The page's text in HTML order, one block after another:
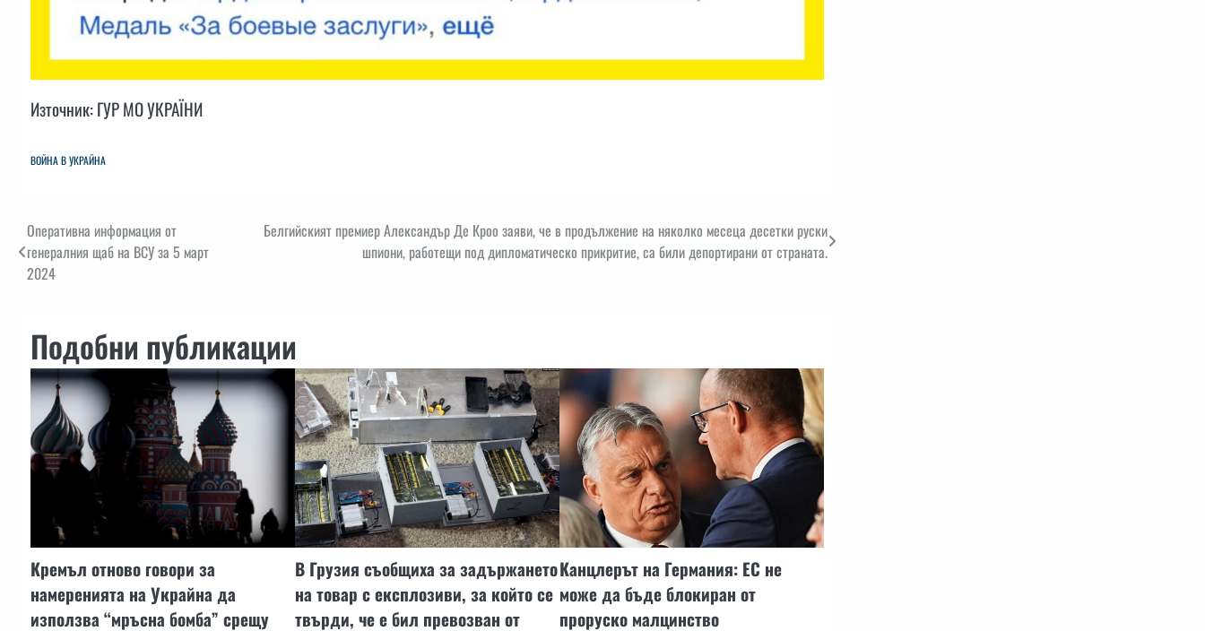
Източник: ГУР МО УКРАЇНИ
ВОЙНА В УКРАЙНА
Навигация
Оперативна информация от
генералния щаб на ВСУ за 5 март
2024
Белгийският премиер Александър Де Кроо заяви, че в продължение на няколко месеца десетки руски
шпиони, работещи под дипломатическо прикритие, са били депортирани от страната.
Подобни публикации
Кремъл отново говори за
намеренията на Украйна да
използва “мръсна бомба” срещу
В Грузия съобщиха за задържането
на товар с експлозиви, за който се
твърди, че е бил превозван от
Канцлерът на Германия: ЕС не
може да бъде блокиран от
проруско малцинство